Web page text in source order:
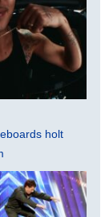
holt